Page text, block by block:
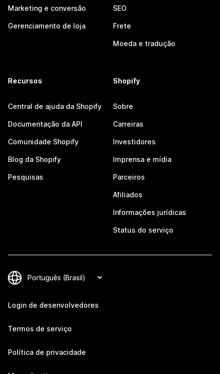
Marketing e conversão
Gerenciamento de loja
SEO
Frete
Moeda e tradução
Recursos
Central de ajuda da Shopify
Documentação da API
Comunidade Shopify
Blog da Shopify
Pesquisas
Shopify
Sobre
Carreiras
Investidores
Imprensa e mídia
Parceiros
Afiliados
Informações jurídicas
Status do serviço
Login de desenvolvedores
Termos de serviço
Política de privacidade